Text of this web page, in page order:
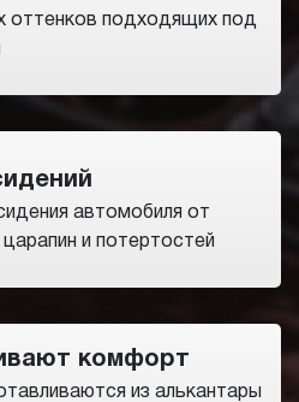
оттенков подходящих под
автомобиля от
царапин и потертостей
комфорт
из алькантары